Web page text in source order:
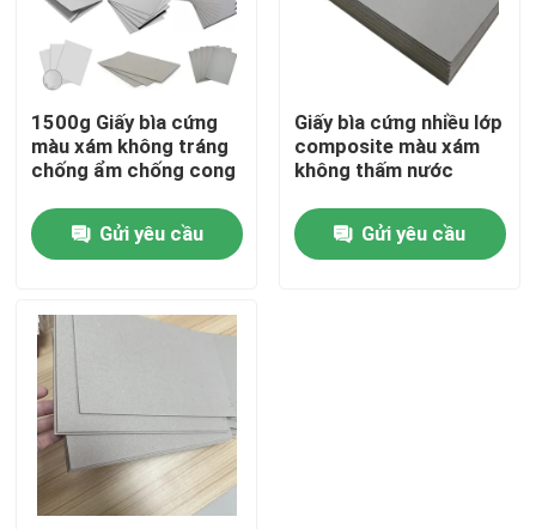
Về chúng tôi
Tham quan nhà máy
Kiểm soát chất lượng
Yêu cầu báo giá
Hộp quà giấy bìa cứng
Hộp quà tặng ống các tông
1500g Giấy bìa cứng
màu xám không tráng
chống ẩm chống cong
Gửi yêu cầu
Giấy bìa cứng nhiều lớp
composite màu xám
không thấm nước
Gửi yêu cầu